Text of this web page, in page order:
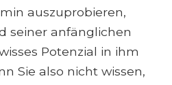
auszuprobieren,
seiner anfänglichen
Potenzial in ihm
Sie also nicht wissen,